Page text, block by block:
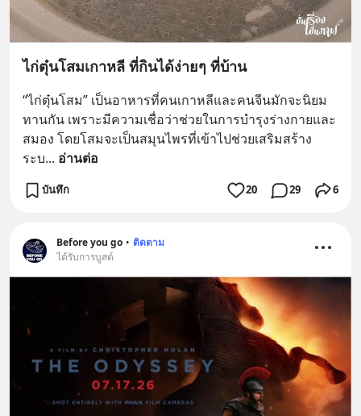
ไก่ตุ๋นโสมเกาหลี ที่กินได้ง่ายๆ ที่บ้าน
“ไก่ตุ๋นโสม” เป็นอาหารที่คนเกาหลีและคนจีนมักจะนิยม
ทานกัน เพราะมีความเชื่อว่าช่วยในการบำรุงร่างกายและ
สมอง โดยโสมจะเป็นสมุนไพรที่เข้าไปช่วยเสริมสร้าง
ระบ... อ่านต่อ
บันทึก 20 29 6
Before you go • ติดตาม
ได้รับการบูสต์